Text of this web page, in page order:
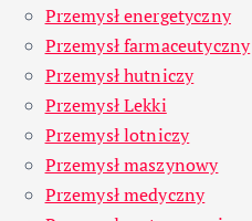
Przemysł energetyczny
Przemysł farmaceutyczny
Przemysł hutniczy
Przemysł Lekki
Przemysł lotniczy
Przemysł maszynowy
Przemysł medyczny